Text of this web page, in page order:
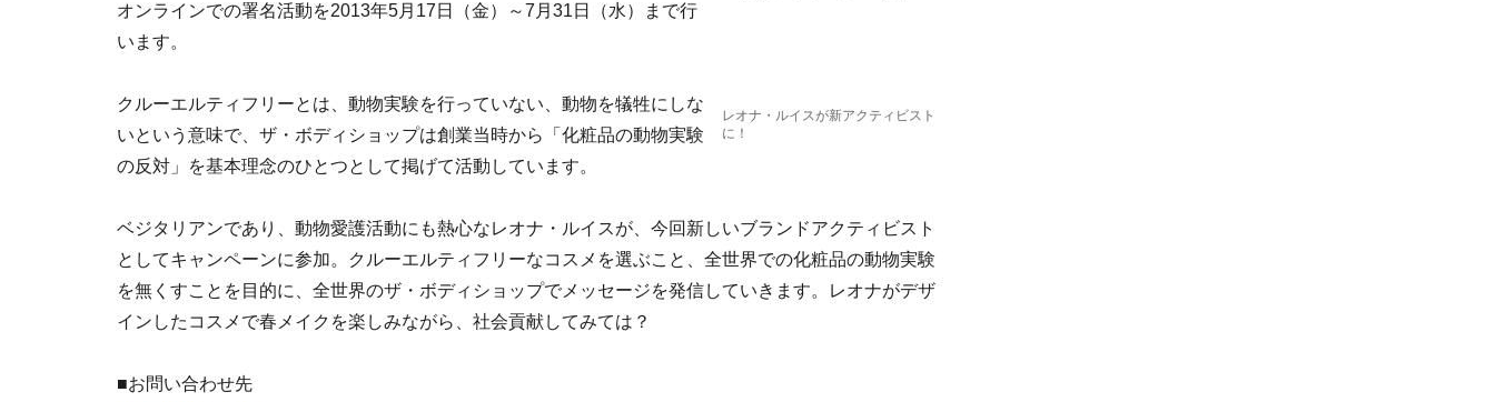
レオナ・ルイスが新アクティビスト
に！
オンラインでの署名活動を2013年5月17日（金）～7月31日（水）まで行
います。
クルーエルティフリーとは、動物実験を行っていない、動物を犠牲にしな
いという意味で、ザ・ボディショップは創業当時から「化粧品の動物実験
の反対」を基本理念のひとつとして掲げて活動しています。
ベジタリアンであり、動物愛護活動にも熱心なレオナ・ルイスが、今回新しいブランドアクティビスト
としてキャンペーンに参加。クルーエルティフリーなコスメを選ぶこと、全世界での化粧品の動物実験
を無くすことを目的に、全世界のザ・ボディショップでメッセージを発信していきます。レオナがデザ
インしたコスメで春メイクを楽しみながら、社会貢献してみては？
■お問い合わせ先